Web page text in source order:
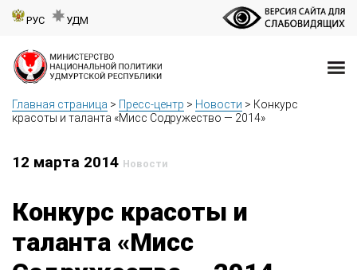
РУС УДМ
Главная страница > Пресс-центр > Новости > Конкурс
красоты и таланта «Мисс Содружество — 2014»
12 марта 2014 Новости
Конкурс красоты и
таланта «Мисс